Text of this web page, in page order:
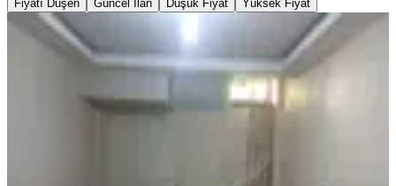
Fiyatı Düşen Güncel İlan Düşük Fiyat Yüksek Fiyat
SİTE İÇİ
Eyüp Erdemli Konakların'da Kiralık
2+1 Daire Boş Bodrum Kat
Eyüpsultan, Düğmeciler Mahallesi